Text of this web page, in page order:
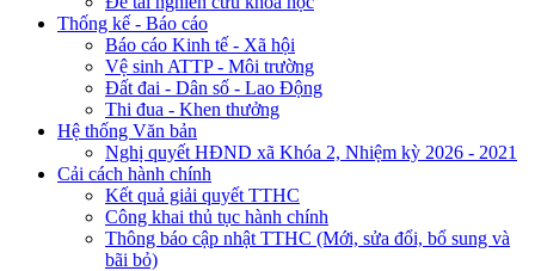
Thống kế - Báo cáo
Báo cáo Kinh tế - Xã hội
Vệ sinh ATTP - Môi trường
Đất đai - Dân số - Lao Động
Thi đua - Khen thưởng
Hệ thống Văn bản
Nghị quyết HĐND xã Khóa 2, Nhiệm kỳ 2026 - 2021
Cải cách hành chính
Kết quả giải quyết TTHC
Công khai thủ tục hành chính
Thông báo cập nhật TTHC (Mới, sửa đổi, bổ sung và
bãi bỏ)